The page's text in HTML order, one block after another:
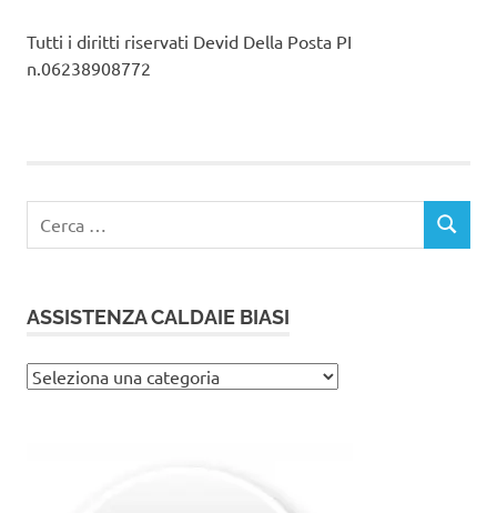
Tutti i diritti riservati Devid Della Posta PI
n.06238908772
per:
CERCA
ASSISTENZA CALDAIE BIASI
Assistenza